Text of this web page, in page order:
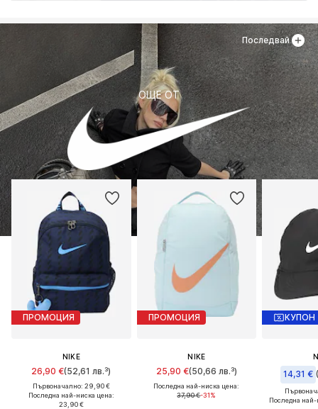
ОЩЕ ОТ
ПРОМОЦИЯ
NIKE
26,90 €(52,61 лв.³)
Първоначално: 29,90 €
Последна най-ниска цена:
23,90 €
ПРОМОЦИЯ
NIKE
25,90 €(50,66 лв.³)
Последна най-ниска цена:
37,90 €-31%
КУПОН
14,31 €
Последна
Последвай